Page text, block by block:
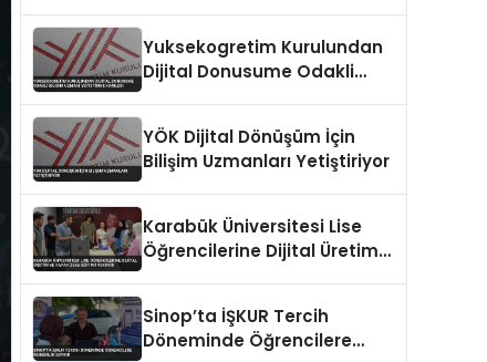
Yuksekogretim Kurulundan
Dijital Donusume Odakli
YÖK Dijital Dönüşüm İçin
Bilişim Uzmanları Yetiştiriyor
Karabük Üniversitesi Lise
Öğrencilerine Dijital Üretim
Sinop’ta İŞKUR Tercih
Döneminde Öğrencilere